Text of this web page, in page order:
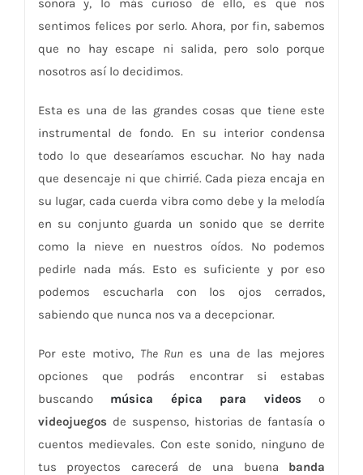
sentimos felices por serlo. Ahora, por fin, sabemos
que no hay escape ni salida, pero solo porque
nosotros así lo decidimos.
Esta es una de las grandes cosas que tiene este
instrumental de fondo. En su interior condensa
todo lo que desearíamos escuchar. No hay nada
que desencaje ni que chirrié. Cada pieza encaja en
su lugar, cada cuerda vibra como debe y la melodía
en su conjunto guarda un sonido que se derrite
como la nieve en nuestros oídos. No podemos
pedirle nada más. Esto es suficiente y por eso
podemos escucharla con los ojos cerrados,
sabiendo que nunca nos va a decepcionar.
Por este motivo, The Runes una de las mejores
opciones que podrás encontrar si estabas
buscando música épica para videos o
videojuegos de suspenso, historias de fantasía o
cuentos medievales. Con este sonido, ninguno de
tus proyectos carecerá de una buena banda